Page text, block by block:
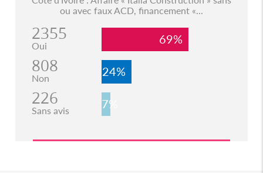
ou avec faux ACD, financement «...
2355
Oui 69%
808
Non 24%
226
Sans avis 7%